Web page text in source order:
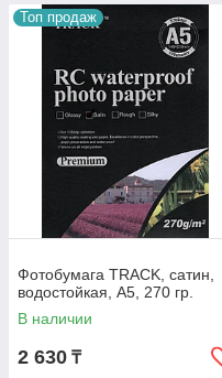
Топ продаж
Фотобумага TRACK, сатин,
водостойкая, A5, 270 гр.
В наличии
2 630 ₸